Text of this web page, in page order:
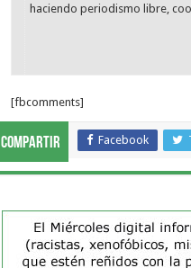
haciendo periodismo libre,
[fbcomments]
Compartir Facebook